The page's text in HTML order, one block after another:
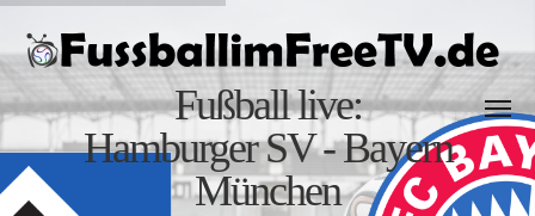
Fußball live:
Hamburger SV - Bayern
München